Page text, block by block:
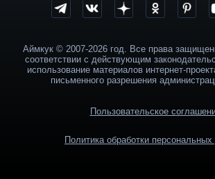
Аймкук © 2007-2026 год. Все права
соответствии с действующим
использование материалов интернет-
письменного разрешения
Пользовательское
Политика обработки